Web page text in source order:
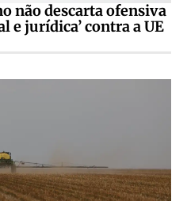
não descarta ofensiva
e jurídica’ contra a UE